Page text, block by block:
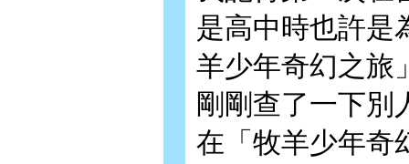
是高中時也許是
羊少年奇幻之旅
剛剛查了一下別
在「牧羊少年奇